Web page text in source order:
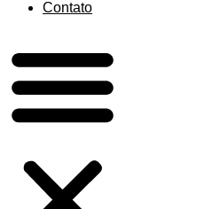
Contato